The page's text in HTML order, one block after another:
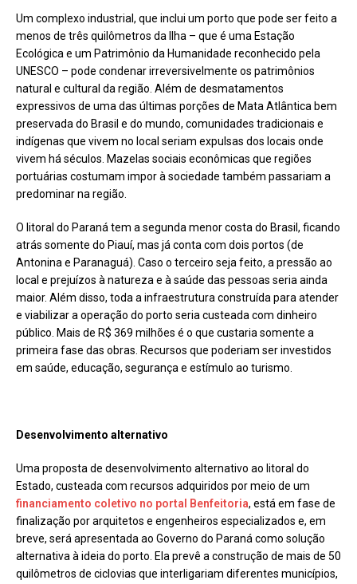
Um complexo industrial, que inclui um porto que pode ser feito a
menos de três quilômetros da Ilha – que é uma Estação
Ecológica e um Patrimônio da Humanidade reconhecido pela
UNESCO – pode condenar irreversivelmente os patrimônios
natural e cultural da região. Além de desmatamentos
expressivos de uma das últimas porções de Mata Atlântica bem
preservada do Brasil e do mundo, comunidades tradicionais e
indígenas que vivem no local seriam expulsas dos locais onde
vivem há séculos. Mazelas sociais econômicas que regiões
portuárias costumam impor à sociedade também passariam a
predominar na região.
O litoral do Paraná tem a segunda menor costa do Brasil, ficando
atrás somente do Piauí, mas já conta com dois portos (de
Antonina e Paranaguá). Caso o terceiro seja feito, a pressão ao
local e prejuízos à natureza e à saúde das pessoas seria ainda
maior. Além disso, toda a infraestrutura construída para atender
e viabilizar a operação do porto seria custeada com dinheiro
público. Mais de R$ 369 milhões é o que custaria somente a
primeira fase das obras. Recursos que poderiam ser investidos
em saúde, educação, segurança e estímulo ao turismo.
Desenvolvimento alternativo
Uma proposta de desenvolvimento alternativo ao litoral do
Estado, custeada com recursos adquiridos por meio de um
financiamento coletivo no portal Benfeitoria, está em fase de
finalização por arquitetos e engenheiros especializados e, em
breve, será apresentada ao Governo do Paraná como solução
alternativa à ideia do porto. Ela prevê a construção de mais de 50
quilômetros de ciclovias que interligariam diferentes municípios,